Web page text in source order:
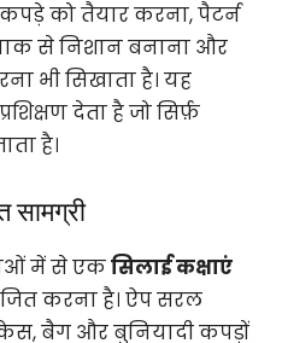
को तैयार करना, पैटर्न
से निशान बनाना और
भी सिखाता है। यह
देता है जो सिर्फ़
है।
सामग्री
में से एकसिलाई कक्षाएं
करना है। ऐप सरल
बैग और बुनियादी कपड़ों